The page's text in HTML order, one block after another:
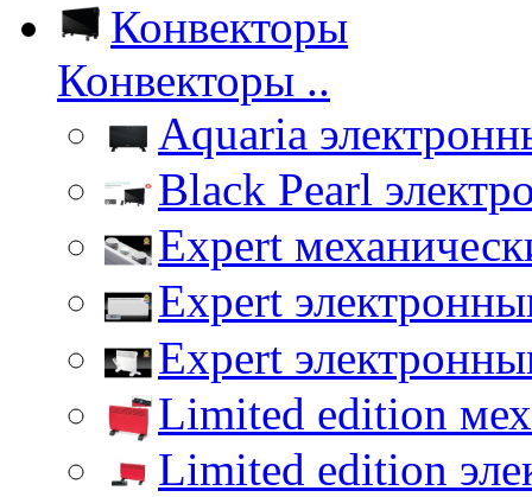
Конвекторы
Конвекторы ..
Aquaria
Black Pearl
Expert
Expert
Expert
Limited edition
Limited edition